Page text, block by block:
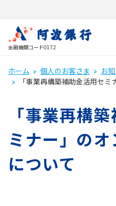
金融機関コード0172
ホーム 個人のお客さま お
「事業再構築補助金活用セ
「事業再構
ミナー」の
について